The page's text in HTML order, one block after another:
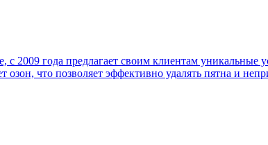
2009 года предлагает своим клиентам уникальные
озон, что позволяет эффективно удалять пятна и